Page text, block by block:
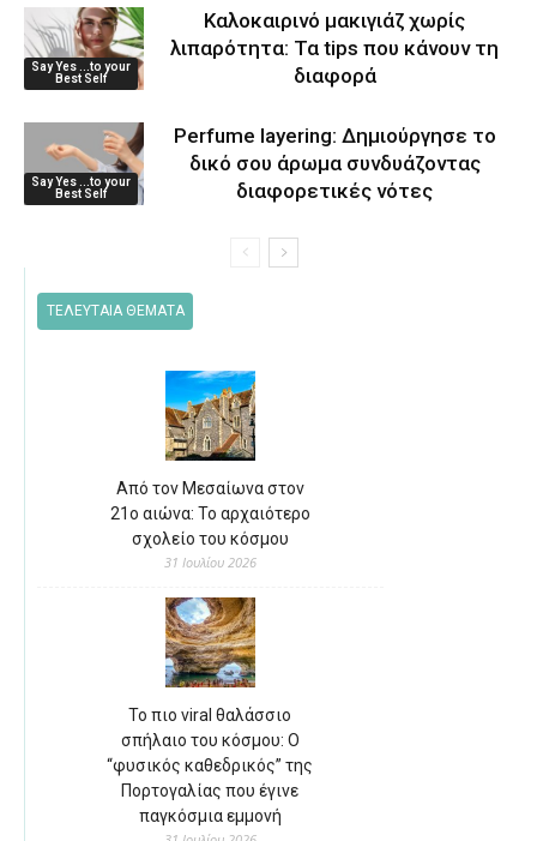
Say Yes ...to your
Best Self
Καλοκαιρινό μακιγιάζ χωρίς
λιπαρότητα: Τα tips που κάνουν τη
διαφορά
Say Yes ...to your
Best Self
Perfume layering: Δημιούργησε το
δικό σου άρωμα συνδυάζοντας
διαφορετικές νότες
ΤΕΛΕΥΤΑΙΑ ΘΕΜΑΤΑ
Από τον Μεσαίωνα στον
21ο αιώνα: Το αρχαιότερο
σχολείο του κόσμου
31 Ιουλίου 2026
Το πιο viral θαλάσσιο
σπήλαιο του κόσμου: Ο
“φυσικός καθεδρικός” της
Πορτογαλίας που έγινε
παγκόσμια εμμονή